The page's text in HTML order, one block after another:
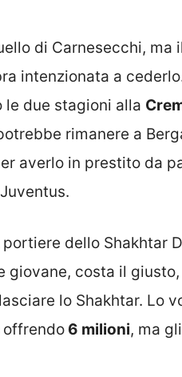
di Carnesecchi, ma
intenzionata a
due stagioni alla
rimanere a
averlo in prestito da
portiere dello Shakhtar
giovane, costa il
lo Shakhtar. Lo
offrendo 6 milioni, ma